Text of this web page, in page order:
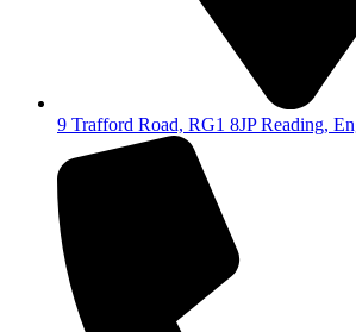
9 Trafford Road, RG1 8JP Reading,